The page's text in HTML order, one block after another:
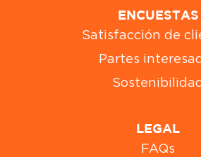
ENCUESTAS
Satisfacción de
Partes
Sostenibilidad
LEGAL
FAQs